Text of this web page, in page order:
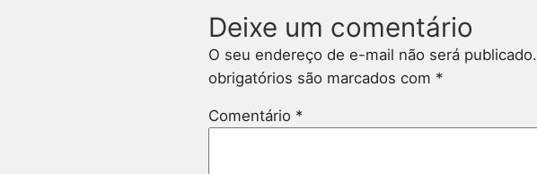
Deixe um comentário
O seu endereço de e-mail não será publicado.
obrigatórios são marcados com *
Comentário *